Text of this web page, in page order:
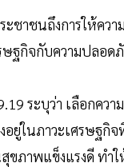
ชาชนถึงการให้ควา
ษฐกิจกับความปลอด
ระบุว่า เลือกควา
ยู่ในภาวะเศรษฐกิจ
ขภาพแข็งแรงดี ทำ